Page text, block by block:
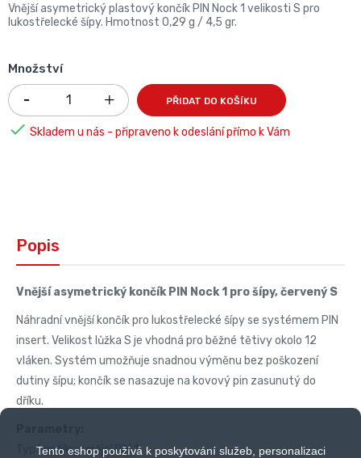
Tento eshop používá k poskytování služeb, personalizaci
Vnější asymetrický plastový končík PIN Nock 1 velikosti S pro
lukostřelecké šípy. Hmotnost 0,29 g / 4,5 gr.
Množství
PŘIDAT DO KOŠÍKU
 Skladem u nás - připraveno k odeslání přímo k Vám
Popis
Vnější asymetrický končík PIN Nock 1 pro šípy, červený S
Náhradní vnější končík pro lukostřelecké šípy se systémem PIN
insert. Velikost lůžka S je vhodná pro běžné tětivy okolo 12
vláken. Systém umožňuje snadnou výměnu bez poškození
dutiny šípu; končík se nasazuje na kovový pin zasunutý do
dříku.
Typ končíku: vnější PIN 1